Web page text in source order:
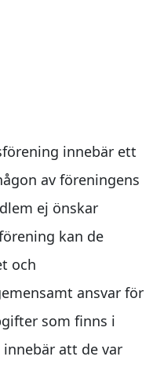
innebär ett
av föreningens
ej önskar
kan de
och
ansvar för
som finns i
innebär att de var